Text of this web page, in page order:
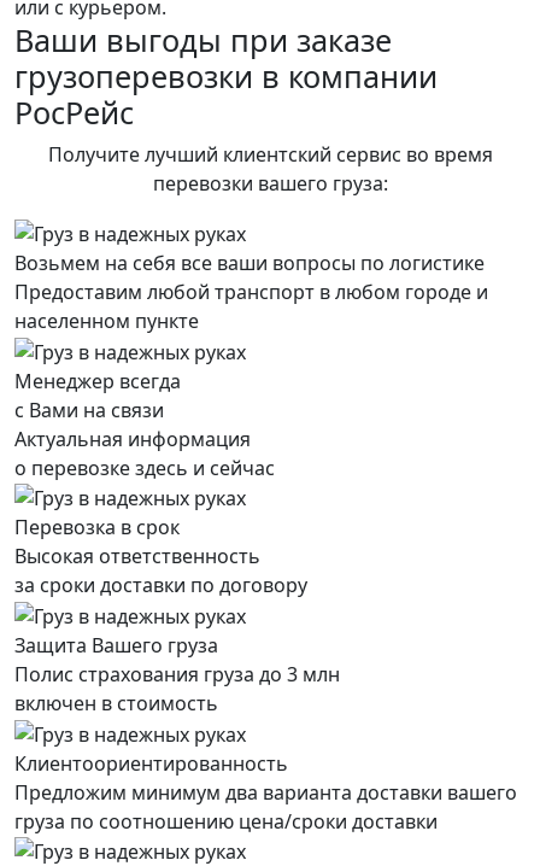
или с курьером.
Ваши выгоды при заказе
грузоперевозки в компании
РосРейс
Получите лучший клиентский сервис во время
перевозки вашего груза:
Возьмем на себя все ваши вопросы по логистике
Предоставим любой транспорт в любом городе и
населенном пункте
Менеджер всегда
с Вами на связи
Актуальная информация
о перевозке здесь и сейчас
Перевозка в срок
Высокая ответственность
за сроки доставки по договору
Защита Вашего груза
Полис страхования груза до 3 млн
включен в стоимость
Клиентоориентированность
Предложим минимум два варианта доставки вашего
груза по соотношению цена/сроки доставки